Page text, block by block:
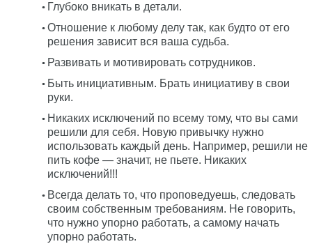
Глубоко вникать в детали.
Отношение к любому делу так, как будто от его
решения зависит вся ваша судьба.
Развивать и мотивировать сотрудников.
Быть инициативным. Брать инициативу в свои
руки.
Никаких исключений по всему тому, что вы сами
решили для себя. Новую привычку нужно
использовать каждый день. Например, решили не
пить кофе — значит, не пьете. Никаких
исключений!!!
Всегда делать то, что проповедуешь, следовать
своим собственным требованиям. Не говорить,
что нужно упорно работать, а самому начать
упорно работать.